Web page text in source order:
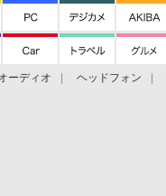
ーディオ ヘッドフォン